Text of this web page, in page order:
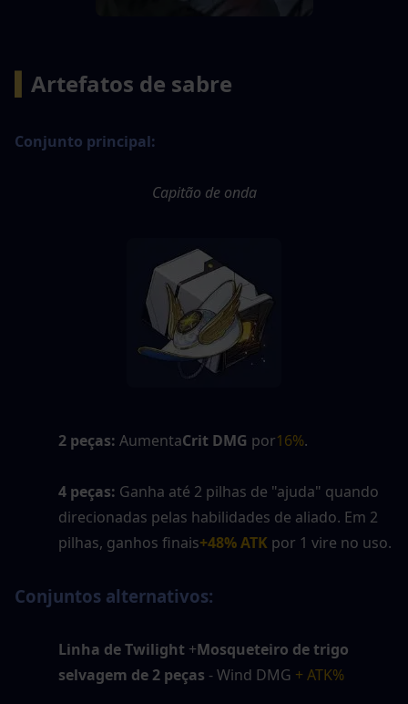
Artefatos de sabre
Conjunto principal:
Capitão de onda
2 peças: AumentaCrit DMG por16%.
4 peças: Ganha até 2 pilhas de "ajuda" quando
direcionadas pelas habilidades de aliado. Em 2
pilhas, ganhos finais+48% ATK por 1 vire no uso.
Conjuntos alternativos:
Linha de Twilight +Mosqueteiro de trigo
selvagem de 2 peças - Wind DMG + ATK%